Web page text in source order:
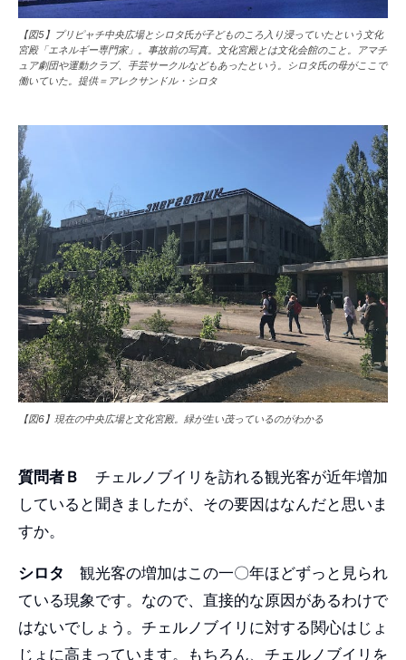
【図5】プリピャチ中央広場とシロタ氏が子どものころ入り浸っていたという文化
宮殿「エネルギー専門家」。事故前の写真。文化宮殿とは文化会館のこと。アマチ
ュア劇団や運動クラブ、手芸サークルなどもあったという。シロタ氏の母がここで
働いていた。提供＝アレクサンドル・シロタ
【図6】現在の中央広場と文化宮殿。緑が生い茂っているのがわかる
質問者Ｂ
チェルノブイリを訪れる観光客が近年増加
していると聞きましたが、その要因はなんだと思いま
すか。
シロタ 観光客の増加はこの一〇年ほどずっと見られ
ている現象です。なので、直接的な原因があるわけで
はないでしょう。チェルノブイリに対する関心はじょ
じょに高まっています。もちろん、チェルノブイリを